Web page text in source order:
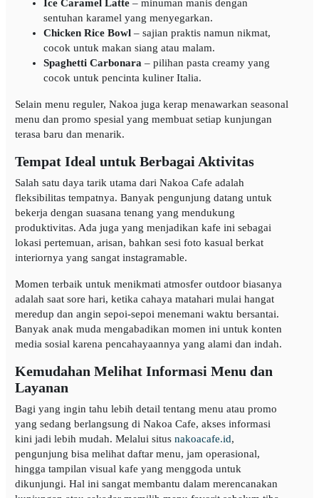
Ice Caramel Latte– minuman manis dengan
sentuhan karamel yang menyegarkan.
Chicken Rice Bowl– sajian praktis namun nikmat,
cocok untuk makan siang atau malam.
Spaghetti Carbonara – pilihan pasta creamy yang
cocok untuk pencinta kuliner Italia.
Selain menu reguler, Nakoa juga kerap menawarkan seasonal
menu dan promo spesial yang membuat setiap kunjungan
terasa baru dan menarik.
Tempat Ideal untuk Berbagai Aktivitas
Salah satu daya tarik utama dari Nakoa Cafe adalah
fleksibilitas tempatnya. Banyak pengunjung datang untuk
bekerja dengan suasana tenang yang mendukung
produktivitas. Ada juga yang menjadikan kafe ini sebagai
lokasi pertemuan, arisan, bahkan sesi foto kasual berkat
interiornya yang sangat instagramable.
Momen terbaik untuk menikmati atmosfer outdoor biasanya
adalah saat sore hari, ketika cahaya matahari mulai hangat
meredup dan angin sepoi-sepoi menemani waktu bersantai.
Banyak anak muda mengabadikan momen ini untuk konten
media sosial karena pencahayaannya yang alami dan indah.
Kemudahan Melihat Informasi Menu dan
Layanan
Bagi yang ingin tahu lebih detail tentang menu atau promo
yang sedang berlangsung di Nakoa Cafe, akses informasi
kini jadi lebih mudah. Melalui situs nakoacafe.id,
pengunjung bisa melihat daftar menu, jam operasional,
hingga tampilan visual kafe yang menggoda untuk
dikunjungi. Hal ini sangat membantu dalam merencanakan